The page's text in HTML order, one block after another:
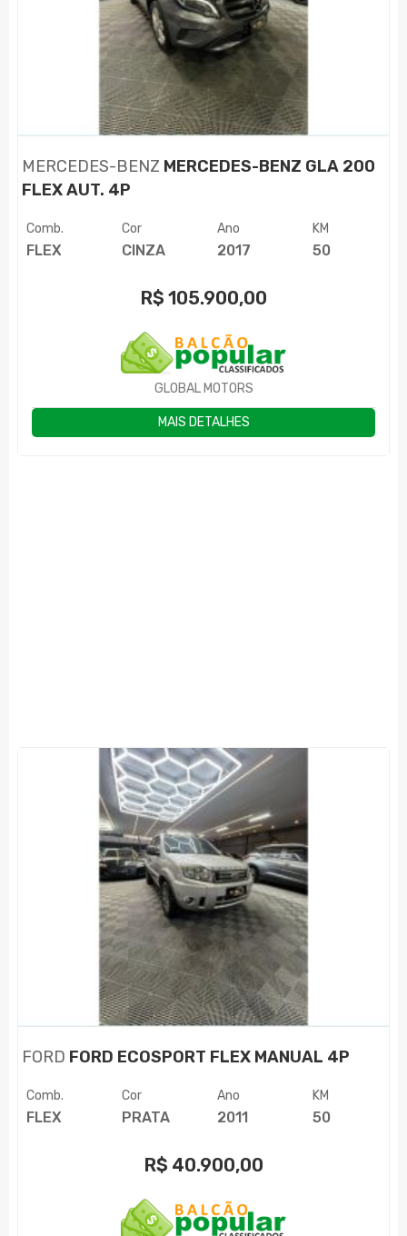
MERCEDES-BENZ MERCEDES-BENZ GLA 200
FLEX AUT. 4P
Comb.
FLEX
Cor
CINZA
Ano
2017
KM
50
R$ 105.900,00
GLOBAL MOTORS
MAIS DETALHES
FORD FORD ECOSPORT FLEX MANUAL 4P
Comb.
FLEX
Cor
PRATA
Ano
2011
KM
50
R$ 40.900,00